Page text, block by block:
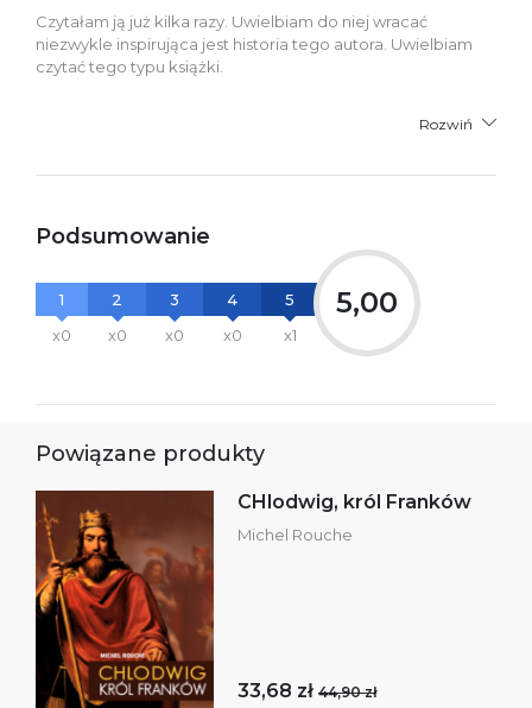
Czytałam ją już kilka razy. Uwielbiam do niej wracać
niezwykle inspirująca jest historia tego autora. Uwielbiam
czytać tego typu książki.
Rozwiń
Podsumowanie
1
x0
2
x0
3
x0
4
x0
5
x1
5,00
Powiązane produkty
CHlodwig, król Franków
Michel Rouche
33,68 zł 44,90 zł